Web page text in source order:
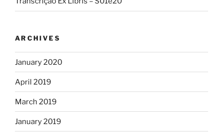
ARCHIVES
January 2020
April 2019
March 2019
January 2019